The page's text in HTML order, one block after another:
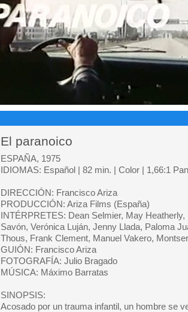
El paranoico
ESPAÑA, 1975
IDIOMAS: Español | 82 min. | Color | 1,66:1
DIRECCIÓN: Francisco Ariza
PRODUCCIÓN: Ariza Films (España)
INTÉRPRETES: Dean Selmier, May
Savón, Verónica Luján, Jenny Llada, Paloma
Thous, Frank Clement, Manuel Vakero,
GUIÓN: Francisco Ariza
FOTOGRAFÍA: Julio Bragado
MÚSICA: Máximo Barratas
SINOPSIS:
Acosado por un trauma infantil, un hombre se